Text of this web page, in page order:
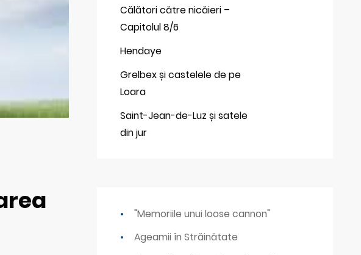
Călători către nicăieri –
Capitolul 8/6
Hendaye
Grelbex și castelele de pe
Loara
Saint-Jean-de-Luz și satele
din jur
"Memoriile unui loose cannon"
Ageamii în Străinătate